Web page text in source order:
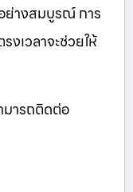
ย่างสมบูรณ์ การ
งเวลาจะช่วยให้
ารถติดต่อ